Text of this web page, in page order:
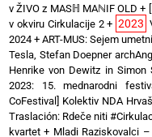
v ŽIVO z MASℍ MAℕIF OLD +
v okviru Cirkulacije 2+ 2023
2024 +ART-MUS: Sejem
Tesla, Stefan Doepner
Henrike von Dewitz in Simon
2023: 15. mednarodni
CoFestival] Kolektiv NDA
Traslación: Rdeče niti
kvartet + Mladi Raziskovalci